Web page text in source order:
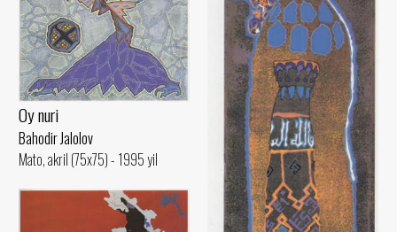
Oy nuri
Bahodir Jalolov
Mato, akril (75x75) - 1995 yil